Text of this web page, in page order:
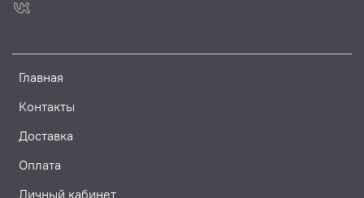
Главная
Контакты
Доставка
Оплата
Личный кабинет